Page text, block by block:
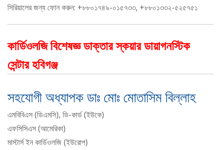
সিরিয়ালের জন্য ফোন করুন: +৮৮০১৭৪৯-০১৫৭৩৩, +৮৮০১৩৩২-৫২৫৭৫১
কার্ডিওলজি বিশেষজ্ঞ ডাক্তার স্কয়ার ডায়াগনস্টিক
সেন্টার হবিগঞ্জ
সহযোগী অধ্যাপক ডাঃ মোঃ মোতাসিম বিল্লাহ
এমবিবিএস (ডিএমসি), ডি-কার্ড (ইউকে)
এফসিসিএস (আমেরিকা)
মাস্টার্স ইন কার্ডিওলজি (ইউরোপ)